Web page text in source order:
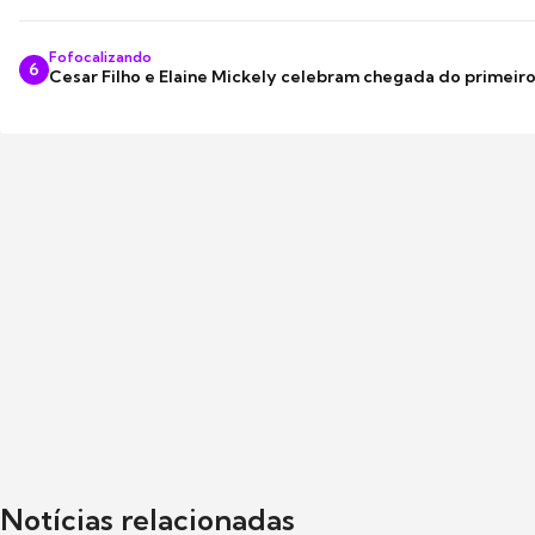
6
Fofocalizando
Cesar Filho e Elaine Mickely celebram chegada do
Notícias relacionadas